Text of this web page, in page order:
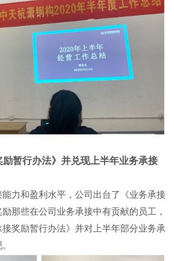
暂行办法》并兑现上半年业务承接
力和盈利水平，公司出台了《业务承接
那些在公司业务承接中有贡献的员工，
奖励暂行办法》并对上半年部分业务承